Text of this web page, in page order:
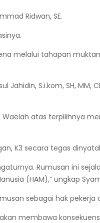
Ridwan, SE.
melalui tahapan
S.i.kom, SH, MM,
atas terpilihnya
K3 secara tegas
Rumusan ini
(HAM),” ungkap
sebagai hak pekerja
membawa